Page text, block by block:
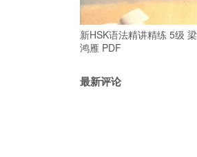
新HSK语法精讲精练 5级 梁
鸿雁 PDF
最新评论